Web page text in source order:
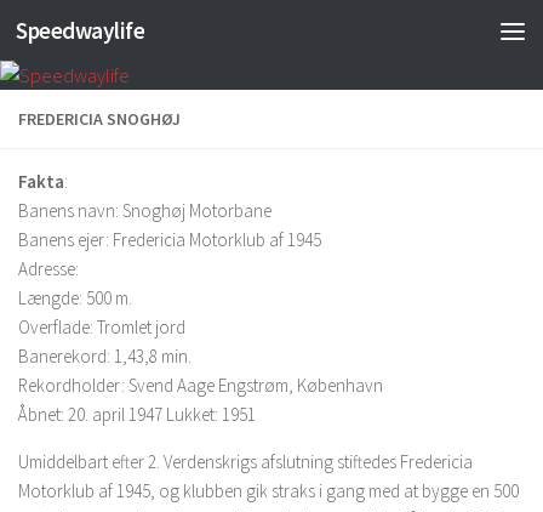
Skip to content
Speedwaylife
FREDERICIA SNOGHØJ
Fakta:
Banens navn: Snoghøj Motorbane
Banens ejer: Fredericia Motorklub af 1945
Adresse:
Længde: 500 m.
Overflade: Tromlet jord
Banerekord: 1,43,8 min.
Rekordholder: Svend Aage Engstrøm, København
Åbnet: 20. april 1947 Lukket: 1951
Umiddelbart efter 2. Verdenskrigs afslutning stiftedes Fredericia
Motorklub af 1945, og klubben gik straks i gang med at bygge en 500